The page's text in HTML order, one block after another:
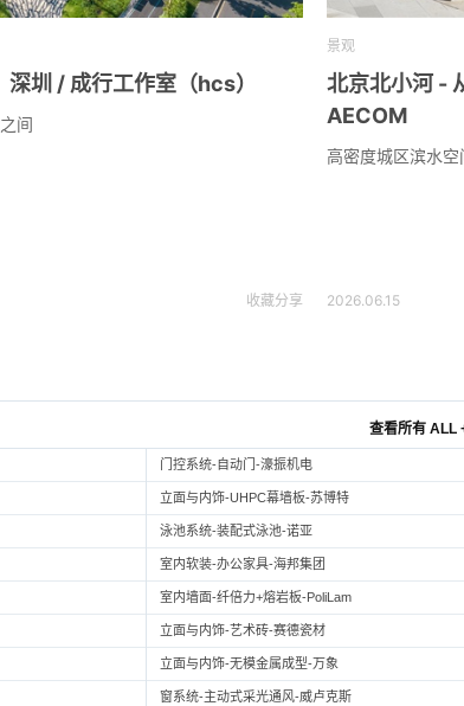
圳 / 成行工作室（hcs）
间
收藏分享
景观
北京北小河 -
AECOM
高密度城区滨水
2026.06.15
查看所有 ALL
门控系统-自动门-濠振机电
立面与内饰-UHPC幕墙板-苏博特
泳池系统-装配式泳池-诺亚
室内软装-办公家具-海邦集团
室内墙面-纤倍力+熔岩板-PoliLam
立面与内饰-艺术砖-赛德瓷材
立面与内饰-无模金属成型-万象
窗系统-主动式采光通风-威卢克斯